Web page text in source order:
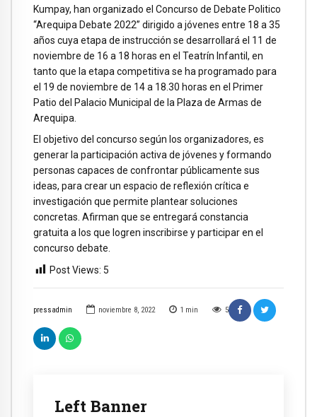
pressadmin noviembre 8, 2022 1 min 5
Left Banner
Kumpay, han organizado el Concurso de Debate Politico
“Arequipa Debate 2022” dirigido a jóvenes entre 18 a 35
años cuya etapa de instrucción se desarrollará el 11 de
noviembre de 16 a 18 horas en el Teatrín Infantil, en
tanto que la etapa competitiva se ha programado para
el 19 de noviembre de 14 a 18.30 horas en el Primer
Patio del Palacio Municipal de la Plaza de Armas de
Arequipa.
El objetivo del concurso según los organizadores, es
generar la participación activa de jóvenes y formando
personas capaces de confrontar públicamente sus
ideas, para crear un espacio de reflexión crítica e
investigación que permite plantear soluciones
concretas. Afirman que se entregará constancia
gratuita a los que logren inscribirse y participar en el
concurso debate.
Post Views: 5